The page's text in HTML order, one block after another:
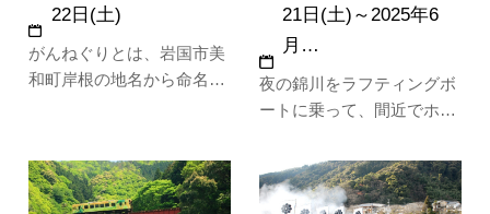
がんねぐりとは、岩国市美
和町岸根の地名から命名さ
となめらかな食感が特徴。
この栗をふんだんに使った
お弁当やスイーツ、お土産
22日(土)
夜の錦川をラフティングボ
ートに乗って、間近でホタ
前申込みが必要です。
21日(土)～2025年6
月…